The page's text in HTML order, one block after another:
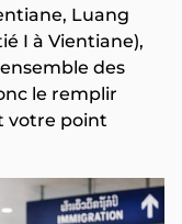
Luang
I à Vientiane),
des
le remplir
votre point